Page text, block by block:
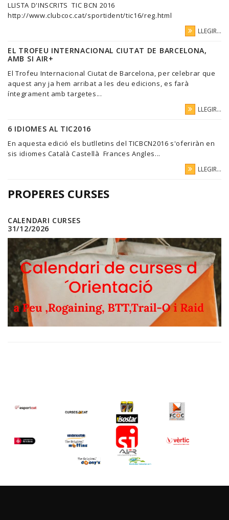
LLISTA D'INSCRITS TIC BCN 2016
http://www.clubcoc.cat/sportident/tic16/reg.html
LLEGIR...
EL TROFEU INTERNACIONAL CIUTAT DE BARCELONA,
AMB SI AIR+
El Trofeu Internacional Ciutat de Barcelona, per celebrar que
aquest any ja hem arribat a les deu edicions, es farà
íntegrament amb targetes...
LLEGIR...
6 IDIOMES AL TIC2016
En aquesta edició els butlletins del TICBCN2016 s'oferiràn en
sis idiomes Català Castellà Frances Angles...
LLEGIR...
PROPERES CURSES
CALENDARI CURSES
31/12/2026